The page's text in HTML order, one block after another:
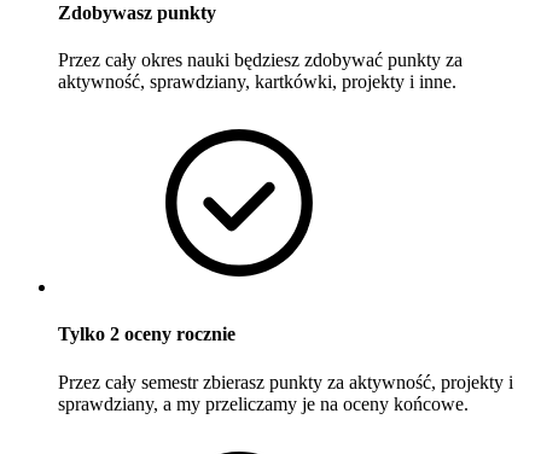
Zdobywasz punkty
Przez cały okres nauki będziesz zdobywać punkty za
aktywność, sprawdziany, kartkówki, projekty i inne.
Tylko 2 oceny rocznie
Przez cały semestr zbierasz punkty za aktywność, projekty i
sprawdziany, a my przeliczamy je na oceny końcowe.